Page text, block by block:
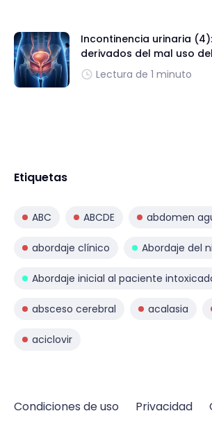
Incontinencia urinaria
derivados del mal uso
Lectura de 1 minuto
Etiquetas
ABC ABCDE abdomen
abordaje clínico Abordaje del
Abordaje inicial al paciente
absceso cerebral acalasia
aciclovir
Condiciones de uso Privacidad